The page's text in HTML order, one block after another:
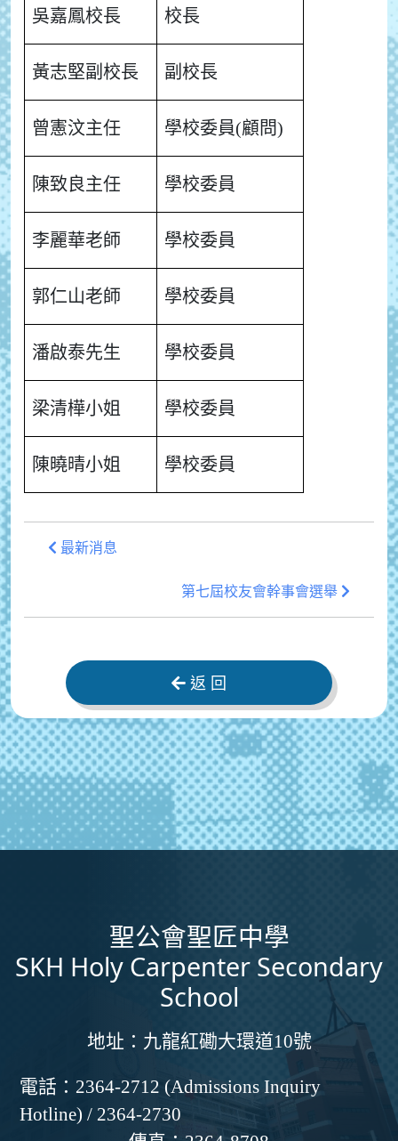
吳嘉鳳校長 校長
黃志堅副校長 副校長
曾憲汶主任 學校委員(顧問)
陳致良主任 學校委員
李麗華老師 學校委員
郭仁山老師 學校委員
潘啟泰先生 學校委員
梁清樺小姐 學校委員
陳曉晴小姐 學校委員
最新消息
第七屆校友會幹事會選舉
返 回
聖公會聖匠中學
SKH Holy Carpenter Secondary
School
地址： 九龍紅磡大環道10號
電話： 2364-2712 (Admissions Inquiry
Hotline) / 2364-2730